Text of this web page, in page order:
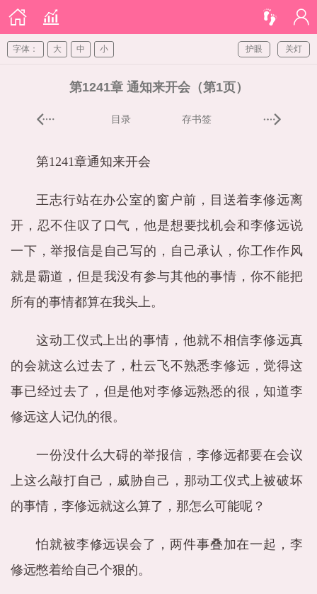
关灯
护眼
字体： 大 中 小
第1241章 通知来开会（第1页）
目录 存书签
第1241章通知来开会
王志行站在办公室的窗户前，目送着李修远离
开，忍不住叹了口气，他是想要找机会和李修远说
一下，举报信是自己写的，自己承认，你工作作风
就是霸道，但是我没有参与其他的事情，你不能把
所有的事情都算在我头上。
这动工仪式上出的事情，他就不相信李修远真
的会就这么过去了，杜云飞不熟悉李修远，觉得这
事已经过去了，但是他对李修远熟悉的很，知道李
修远这人记仇的很。
一份没什么大碍的举报信，李修远都要在会议
上这么敲打自己，威胁自己，那动工仪式上被破坏
的事情，李修远就这么算了，那怎么可能呢？
怕就被李修远误会了，两件事叠加在一起，李
修远憋着给自己个狠的。